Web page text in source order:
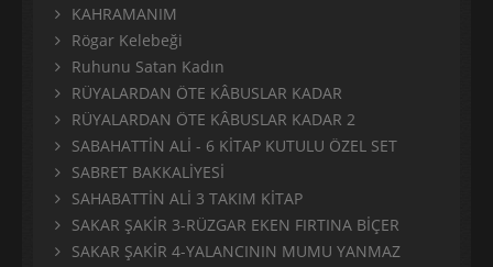
KAHRAMANIM
Rögar Kelebeği
Ruhunu Satan Kadın
RÜYALARDAN ÖTE KÂBUSLAR KADAR
RÜYALARDAN ÖTE KÂBUSLAR KADAR 2
SABAHATTİN ALİ - 6 KİTAP KUTULU ÖZEL SET
SABRET BAKKALİYESİ
SAHABATTİN ALİ 3 TAKIM KİTAP
SAKAR ŞAKİR 3-RÜZGAR EKEN FIRTINA BİÇER
SAKAR ŞAKİR 4-YALANCININ MUMU YANMAZ